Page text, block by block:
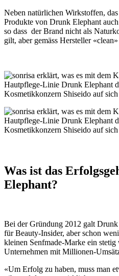
Neben natürlichen Wirkstoffen,
Produkte von Drunk Elephant
so dass der Brand nicht als
gilt, aber gemäss Hersteller
Was ist das
Elephant?
Bei der Gründung 2012 galt
für Beauty-Insider, aber schon
kleinen Senfmade-Marke ein
Unternehmen mit Millionen-
«Um Erfolg zu haben, muss man